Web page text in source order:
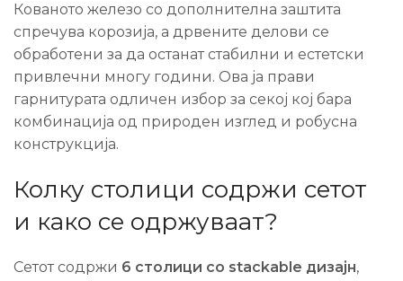
Кованото железо со дополнителна заштита
спречува корозија, а дрвените делови се
обработени за да останат стабилни и естетски
привлечни многу години. Ова ја прави
гарнитурата одличен избор за секој кој бара
комбинација од природен изглед и робусна
конструкција.
Колку столици содржи сетот
и како се одржуваат?
Сетот содржи 6 столици со stackable дизајн,